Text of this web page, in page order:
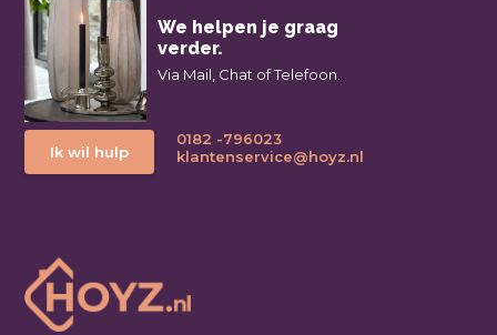
We helpen je graag
verder.
Via Mail, Chat of Telefoon.
Ik wil hulp
0182 -796023
klantenservice@hoyz.nl